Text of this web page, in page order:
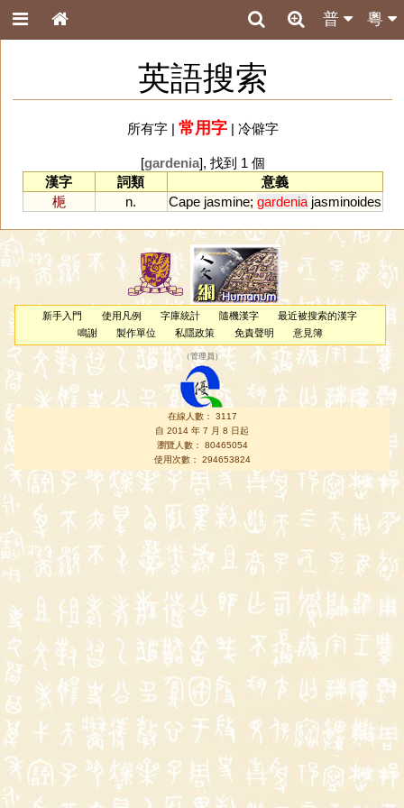
粵
普
英語搜索
所有字| 常用字| 冷僻字
[gardenia], 找到 1 個
漢字
詞類
意義
梔
n. Cape jasmine; gardenia jasminoides
新手入門 使用凡例 字庫統計 隨機漢字
最近被搜索的漢字
鳴謝
製作單位 私隱政策 免責聲明 意見簿
（管理員 ）
在線人數： 3117
自 2014 年 7 月 8 日起
瀏覽人數： 80465054
使用次數： 294653824